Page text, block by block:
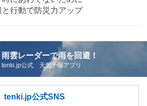
行動で防災力アップ
雨雲レーダーで雨を回避！
tenki.jp公式 天気予報アプリ
tenki.jp公式SNS